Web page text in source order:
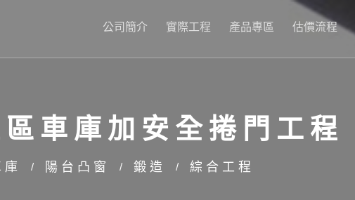
公司簡介 實際工程 產品專區 估價流程
車庫加安全捲門工程
庫 陽台凸窗 鍛造 綜合工程